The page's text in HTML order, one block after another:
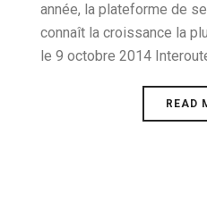
année, la plateforme de
connaît la croissance la
le 9 octobre 2014
READ